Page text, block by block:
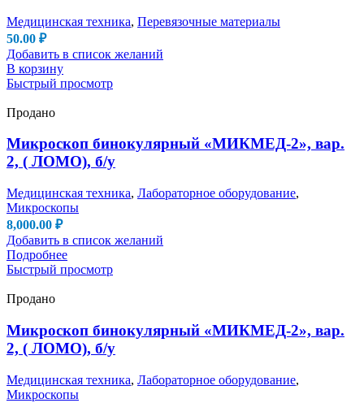
Медицинская техника, Перевязочные материалы
50.00 ₽
Добавить в список желаний
В корзину
Быстрый просмотр
Продано
Микроскоп бинокулярный «МИКМЕД-2», вар.
2, ( ЛОМО), б/у
Медицинская техника, Лабораторное оборудование,
Микроскопы
8,000.00 ₽
Добавить в список желаний
Подробнее
Быстрый просмотр
Продано
Микроскоп бинокулярный «МИКМЕД-2», вар.
2, ( ЛОМО), б/у
Медицинская техника, Лабораторное оборудование,
Микроскопы